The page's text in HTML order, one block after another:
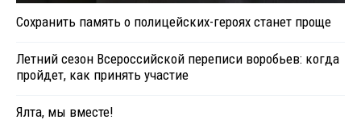
Сохранить память о полицейских-героях станет проще
Летний сезон Всероссийской переписи воробьев: когда
пройдет, как принять участие
Ялта, мы вместе!